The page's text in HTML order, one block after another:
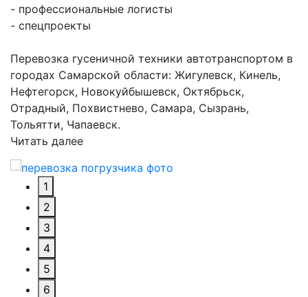
- профессиональные логисты
- спецпроекты
Перевозка гусеничной техники автотранспортом в
городах Самарской области: Жигулевск, Кинель,
Нефтегорск, Новокуйбышевск, Октябрьск,
Отрадный, Похвистнево, Самара, Сызрань,
Тольятти, Чапаевск.
Читать далее
1
2
3
4
5
6